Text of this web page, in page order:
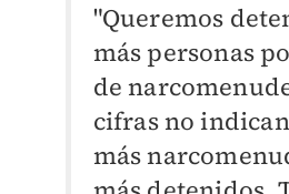
"Queremos
más personas
de
cifras no
más